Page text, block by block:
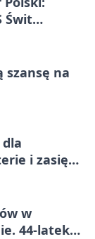
Świt
szansę na
i zasięg
w
44-latek